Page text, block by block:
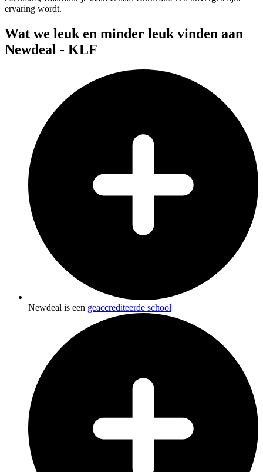
ervaring wordt.
Wat we leuk en minder leuk vinden aan
Newdeal - KLF
Newdeal is een geaccrediteerde school